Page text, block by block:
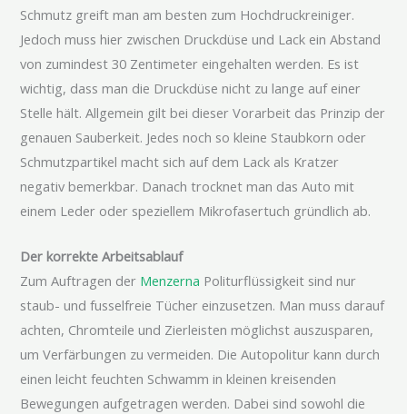
Schmutz greift man am besten zum Hochdruckreiniger.
Jedoch muss hier zwischen Druckdüse und Lack ein Abstand
von zumindest 30 Zentimeter eingehalten werden. Es ist
wichtig, dass man die Druckdüse nicht zu lange auf einer
Stelle hält. Allgemein gilt bei dieser Vorarbeit das Prinzip der
genauen Sauberkeit. Jedes noch so kleine Staubkorn oder
Schmutzpartikel macht sich auf dem Lack als Kratzer
negativ bemerkbar. Danach trocknet man das Auto mit
einem Leder oder speziellem Mikrofasertuch gründlich ab.
Der korrekte Arbeitsablauf
Zum Auftragen der Menzerna Politurflüssigkeit sind nur
staub- und fusselfreie Tücher einzusetzen. Man muss darauf
achten, Chromteile und Zierleisten möglichst auszusparen,
um Verfärbungen zu vermeiden. Die Autopolitur kann durch
einen leicht feuchten Schwamm in kleinen kreisenden
Bewegungen aufgetragen werden. Dabei sind sowohl die